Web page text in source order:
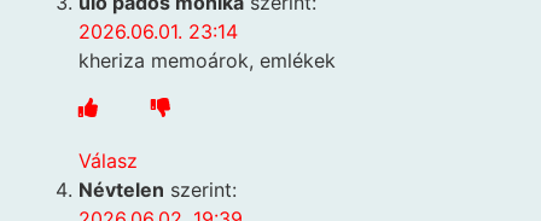
2026.06.01. 23:14
kheriza memoárok, emlékek
Válasz
Névtelen szerint: